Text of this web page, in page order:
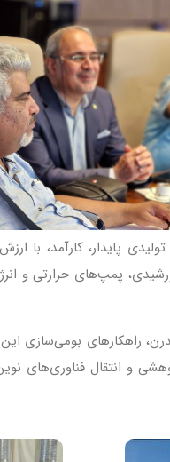
پایدار، کارآمد، با ارزش
پمپ‌های حرارتی و
راهکارهای بومی‌سازی
و انتقال فناوری‌های